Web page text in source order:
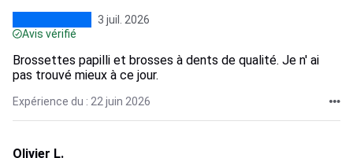
3 juil. 2026
Avis vérifié
Brossettes papilli et brosses à dents de qualité. Je n' ai
pas trouvé mieux à ce jour.
Expérience du : 22 juin 2026
Olivier L.